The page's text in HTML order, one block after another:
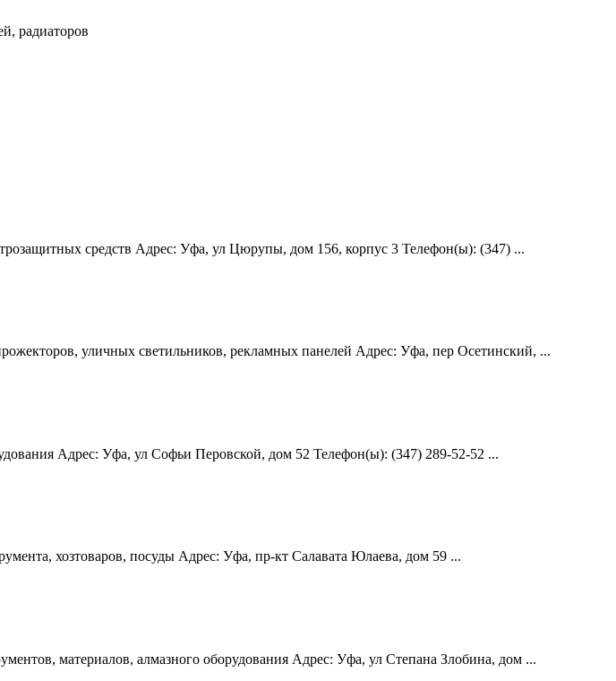
радиаторов
средств Адрес: Уфа, ул Цюрупы, дом 156, корпус 3 Телефон(ы): (347) ...
уличных светильников, рекламных панелей Адрес: Уфа, пер Осетинский, ...
Адрес: Уфа, ул Софьи Перовской, дом 52 Телефон(ы): (347) 289-52-52 ...
хозтоваров, посуды Адрес: Уфа, пр-кт Салавата Юлаева, дом 59 ...
материалов, алмазного оборудования Адрес: Уфа, ул Степана Злобина, дом ...